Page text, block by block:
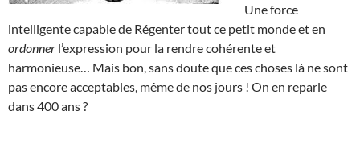
Une force
intelligente capable de Régenter tout ce petit monde et en
ordonner l’expression pour la rendre cohérente et
harmonieuse… Mais bon, sans doute que ces choses là ne sont
pas encore acceptables, même de nos jours ! On en reparle
dans 400 ans ?